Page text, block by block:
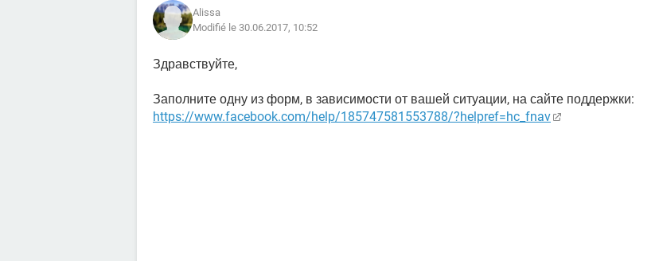
Alissa
Modifié le 30.06.2017, 10:52
Здравствуйте,
Заполните одну из форм, в зависимости от вашей ситуации, на сайте поддержки:
https://www.facebook.com/help/185747581553788/?helpref=hc_fnav